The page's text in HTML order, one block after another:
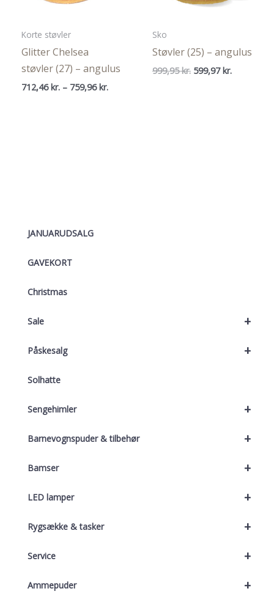
JANUARUDSALG
GAVEKORT
Christmas
+
Sale
+
Påskesalg
Solhatte
+
Sengehimler
+
Barnevognspuder & tilbehør
+
Bamser
+
LED lamper
+
Rygsække & tasker
+
Service
+
Ammepuder
Korte støvler
Glitter Chelsea
støvler (27) – angulus
712,46kr. – 759,96kr.Prisinterval:
Sko
Støvler (25) – angulus
999,95kr. Den
599,97kr.Den